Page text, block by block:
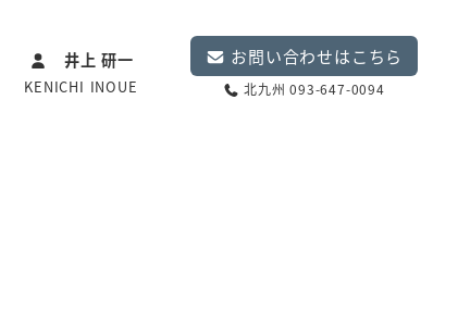
井上 研一
KENICHI INOUE
お問い合わせはこちら
北九州 093-647-0094